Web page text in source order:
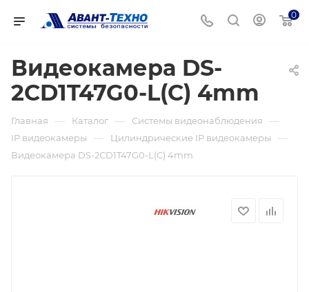
0
Видеокамера DS-
2CD1T47G0-L(C) 4mm
Главная — Каталог — Системы видеонаблюдения —
IP видеокамеры — Цилиндрические IP видеокамеры —
Видеокамера DS-2CD1T47G0-L(C) 4mm